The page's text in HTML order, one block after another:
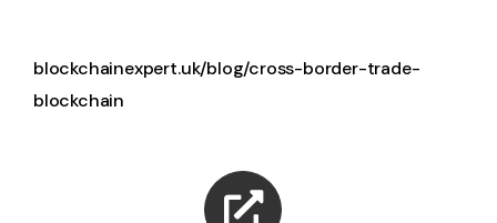
blockchainexpert.uk/blog/cross-border-trade-
blockchain